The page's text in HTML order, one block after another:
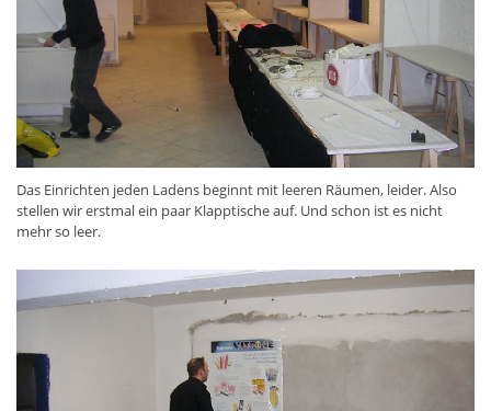
Das Einrichten jeden Ladens beginnt mit leeren Räumen, leider. Also
stellen wir erstmal ein paar Klapptische auf. Und schon ist es nicht
mehr so leer.